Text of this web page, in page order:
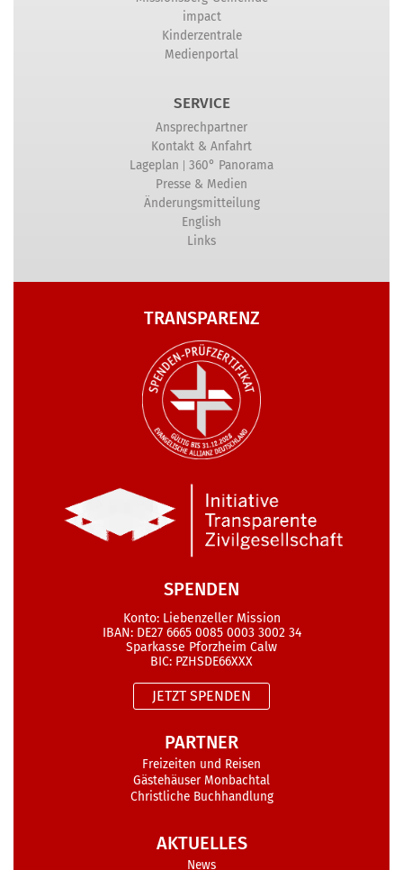
impact
Kinderzentrale
Medienportal
SERVICE
Ansprechpartner
Kontakt & Anfahrt
Lageplan | 360° Panorama
Presse & Medien
Änderungsmitteilung
English
Links
TRANSPARENZ
SPENDEN
Konto: Liebenzeller Mission
IBAN: DE27 6665 0085 0003 3002 34
Sparkasse Pforzheim Calw
BIC: PZHSDE66XXX
JETZT SPENDEN
PARTNER
Freizeiten und Reisen
Gästehäuser Monbachtal
Christliche Buchhandlung
AKTUELLES
News